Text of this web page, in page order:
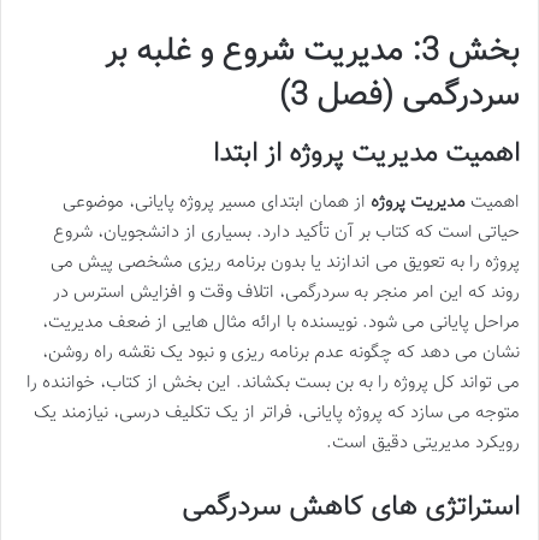
بخش 3: مدیریت شروع و غلبه بر
سردرگمی (فصل 3)
اهمیت مدیریت پروژه از ابتدا
اهمیت مدیریت پروژه از همان ابتدای مسیر پروژه پایانی، موضوعی
حیاتی است که کتاب بر آن تأکید دارد. بسیاری از دانشجویان، شروع
پروژه را به تعویق می اندازند یا بدون برنامه ریزی مشخصی پیش می
روند که این امر منجر به سردرگمی، اتلاف وقت و افزایش استرس در
مراحل پایانی می شود. نویسنده با ارائه مثال هایی از ضعف مدیریت،
نشان می دهد که چگونه عدم برنامه ریزی و نبود یک نقشه راه روشن،
می تواند کل پروژه را به بن بست بکشاند. این بخش از کتاب، خواننده را
متوجه می سازد که پروژه پایانی، فراتر از یک تکلیف درسی، نیازمند یک
رویکرد مدیریتی دقیق است.
استراتژی های کاهش سردرگمی